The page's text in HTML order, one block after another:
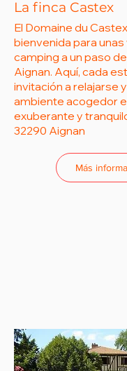
La finca Castex
El Domaine du
bienvenida para
camping a un paso
Aignan. Aquí, cada
invitación a relajarse
ambiente acogedor
exuberante y
32290 Aignan
Más